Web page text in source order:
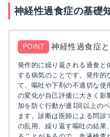
神経性過食症の基礎
POINT 神経性過食症
発作的に繰り返される過食と
する病気のことです。発作的
て、嘔吐や下剤の不適切な使
の変化が自己評価に大きく影
加を防ぐ行動が週1回以上の
ます。診断は医師による問診
の乱用、繰り返す嘔吐の結果